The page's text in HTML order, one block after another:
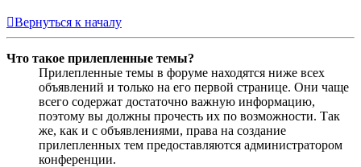
Вернуться к началу
Что такое прилепленные темы?
Прилепленные темы в форуме находятся ниже всех
объявлений и только на его первой странице. Они чаще
всего содержат достаточно важную информацию,
поэтому вы должны прочесть их по возможности. Так
же, как и с объявлениями, права на создание
прилепленных тем предоставляются администратором
конференции.